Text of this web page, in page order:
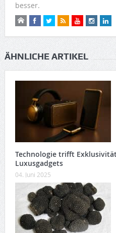
besser.
ÄHNLICHE ARTIKEL
Technologie trifft
Luxusgadgets
04. Juni 2025